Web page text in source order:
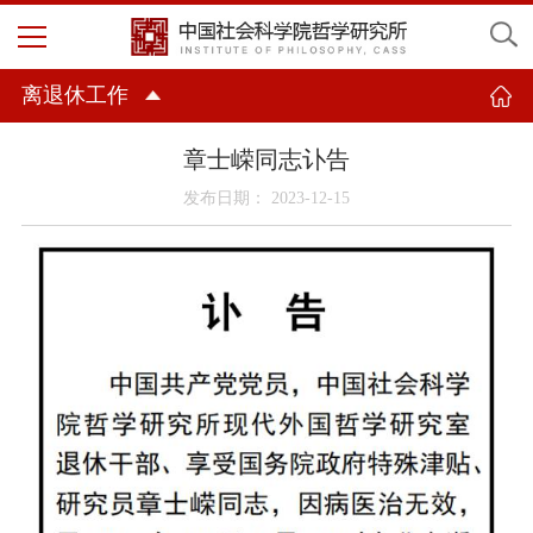
离退休工作
章士嵘同志讣告
发布日期： 2023-12-15